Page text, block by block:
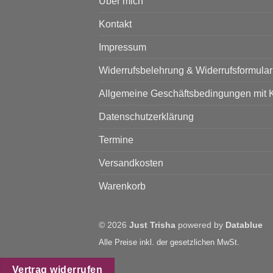
Kontakt
Impressum
Widerrufsbelehrung & Widerrufsformular
Allgemeine Geschäftsbedingungen mit
Datenschutzerklärung
Termine
Versandkosten
Warenkorb
© 2026 Just Trisha powered by Datablue
Alle Preise inkl. der gesetzlichen MwSt.
Vertrag widerrufen